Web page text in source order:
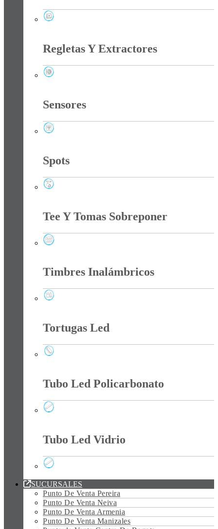
Regletas Y Extractores
Sensores
Spots
Tee Y Tomas Sobreponer
Timbres Inalámbricos
Tortugas Led
Tubo Led Policarbonato
Tubo Led Vidrio
SUCURSALES
Punto De Venta Pereira
Punto De Venta Neiva
Punto De Venta Armenia
Punto De Venta Manizales